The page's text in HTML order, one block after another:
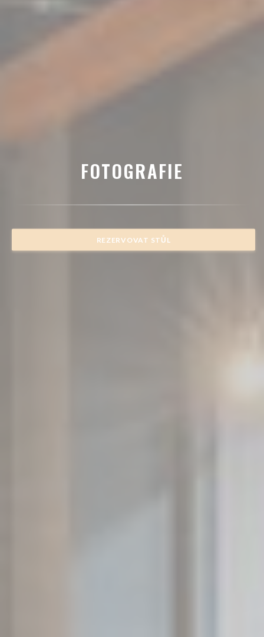
FOTOGRAFIE
REZERVOVAT STŮL